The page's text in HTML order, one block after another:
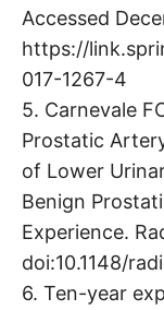
Accessed
https://
017-1267-4
5. Carnevale
Prostatic
of Lower
Benign
Experience.
doi:10.1148/
6. Ten-year